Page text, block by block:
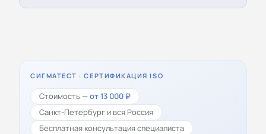
СИГМАТЕСТ · СЕРТИФИКАЦИЯ ISO
Стоимость —от 13 000 ₽
Санкт-Петербург и вся Россия
Бесплатная консультация специалиста